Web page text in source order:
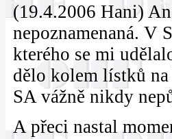
(19.4.2006 Hani)
nepoznamenaná. V
kterého se mi
dělo kolem lístků
SA vážně nikdy
A přeci nastal